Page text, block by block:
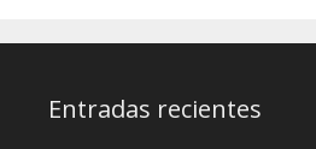
Entradas recientes